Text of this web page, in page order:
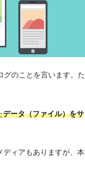
グのことを言います。た
データ（ファイル）をサ
ィアもありますが、本